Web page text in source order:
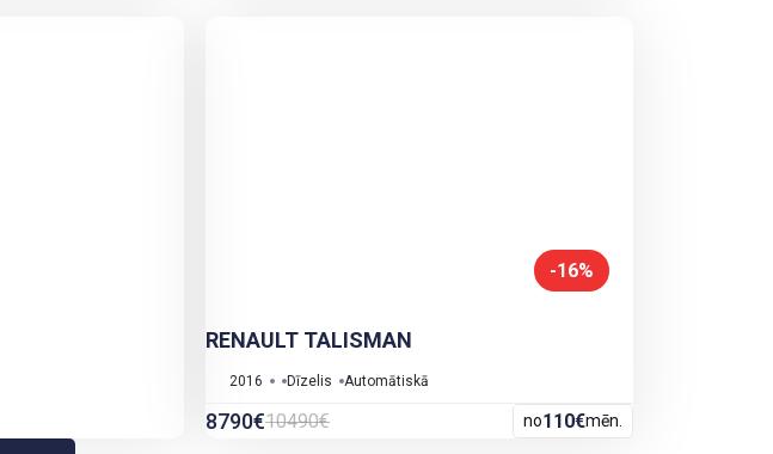
-16%
RENAULT TALISMAN
2016 Dīzelis Automātiskā
8790€10490€ no110€mēn.